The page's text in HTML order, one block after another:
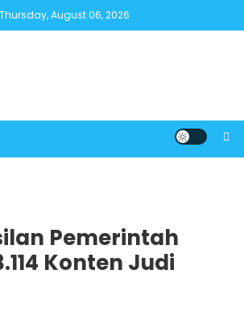
Thursday, August 06, 2026
Pemerintah
Konten Judi